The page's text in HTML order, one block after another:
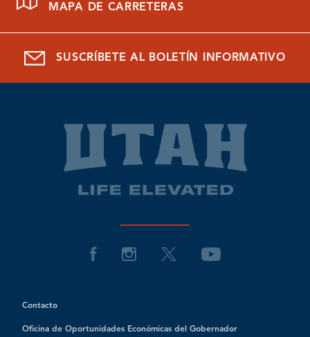
MAPA DE CARRETERAS
SUSCRÍBETE AL BOLETÍN INFORMATIVO
Contacto
Oficina de Oportunidades Económicas del Gobernador